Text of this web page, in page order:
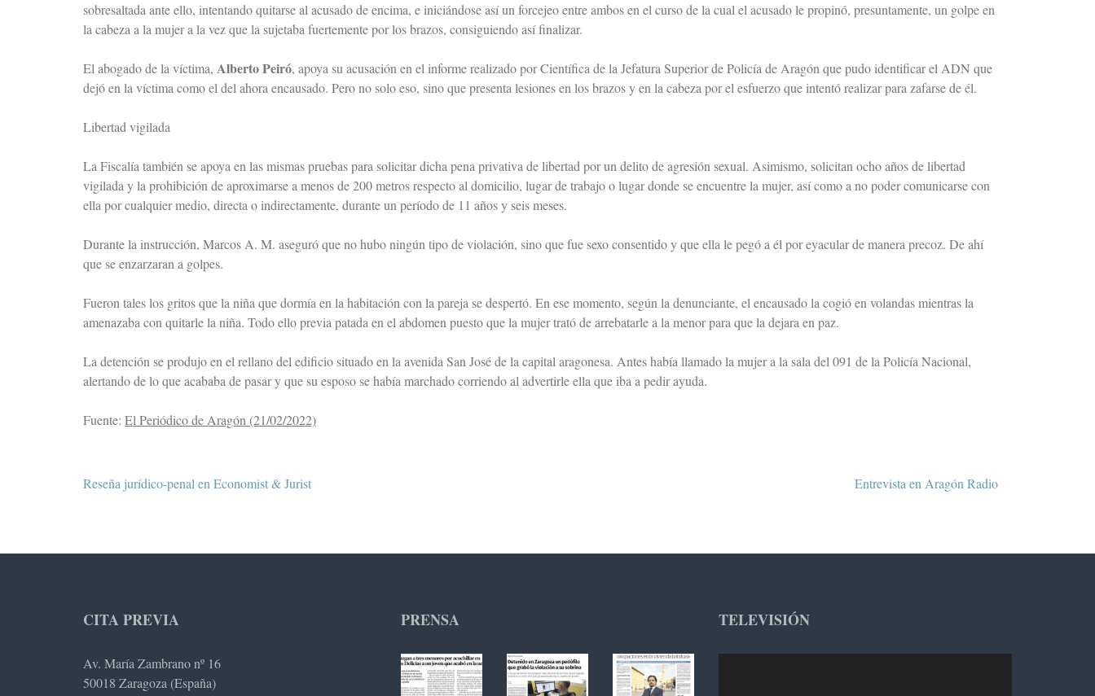
sobresaltada ante ello, intentando quitarse al acusado de encima, e iniciándose así un forcejeo entre ambos en el curso de la cual el acusado le propinó, presuntamente, un golpe en
la cabeza a la mujer a la vez que la sujetaba fuertemente por los brazos, consiguiendo así finalizar.
El abogado de la víctima, Alberto Peiró, apoya su acusación en el informe realizado por Científica de la Jefatura Superior de Policía de Aragón que pudo identificar el ADN que
dejó en la víctima como el del ahora encausado. Pero no solo eso, sino que presenta lesiones en los brazos y en la cabeza por el esfuerzo que intentó realizar para zafarse de él.
Libertad vigilada
La Fiscalía también se apoya en las mismas pruebas para solicitar dicha pena privativa de libertad por un delito de agresión sexual. Asimismo, solicitan ocho años de libertad
vigilada y la prohibición de aproximarse a menos de 200 metros respecto al domicilio, lugar de trabajo o lugar donde se encuentre la mujer, así como a no poder comunicarse con
ella por cualquier medio, directa o indirectamente, durante un período de 11 años y seis meses.
Durante la instrucción, Marcos A. M. aseguró que no hubo ningún tipo de violación, sino que fue sexo consentido y que ella le pegó a él por eyacular de manera precoz. De ahí
que se enzarzaran a golpes.
Fueron tales los gritos que la niña que dormía en la habitación con la pareja se despertó. En ese momento, según la denunciante, el encausado la cogió en volandas mientras la
amenazaba con quitarle la niña. Todo ello previa patada en el abdomen puesto que la mujer trató de arrebatarle a la menor para que la dejara en paz.
La detención se produjo en el rellano del edificio situado en la avenida San José de la capital aragonesa. Antes había llamado la mujer a la sala del 091 de la Policía Nacional,
alertando de lo que acababa de pasar y que su esposo se había marchado corriendo al advertirle ella que iba a pedir ayuda.
Fuente: El Periódico de Aragón (21/02/2022)
Navegación
Reseña jurídico-penal en Economist & Jurist Entrevista en Aragón Radio
CITA PREVIA
Av. María Zambrano nº 16
50018 Zaragoza (España)
PRENSA TELEVISIÓN